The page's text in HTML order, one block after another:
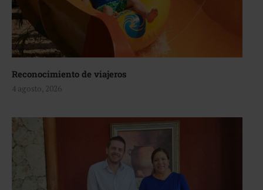
Reconocimiento de viajeros
4 agosto, 2026